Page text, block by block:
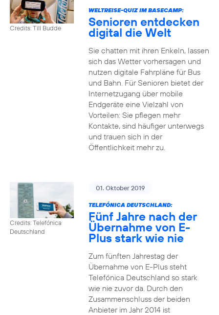
Credits: Till Budde
WELTREISE-QUIZ IM BASECAMP:
Senioren entdecken
digital die Welt
Sie chatten mit ihren Enkeln, lassen
sich das Wetter vorhersagen und
nutzen digitale Fahrpläne für Bus
und Bahn. Für Senioren bietet der
Internetzugang über mobile
Endgeräte eine Vielzahl von
Vorteilen: Sie pflegen mehr
Kontakte, sind häufiger unterwegs
und trauen sich in der
Öffentlichkeit mehr zu.
Credits: Telefónica
Deutschland
01. Oktober 2019
TELEFÓNICA DEUTSCHLAND:
Fünf Jahre nach der
Übernahme von E-
Plus stark wie nie
Zum fünften Jahrestag der
Übernahme von E-Plus steht
Telefónica Deutschland so stark
wie nie zuvor da. Durch den
Zusammenschluss der beiden
Anbieter im Jahr 2014 ist